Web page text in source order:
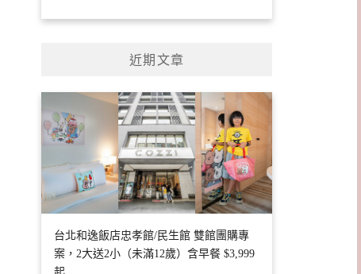
近期文章
台北和逸飯店忠孝館/民生館 雙館團購專
案，2大送2小（未滿12歲）含早餐 $3,999